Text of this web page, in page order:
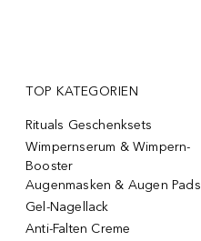
TOP KATEGORIEN
Rituals Geschenksets
Wimpernserum & Wimpern-
Booster
Augenmasken & Augen Pads
Gel-Nagellack
Anti-Falten Creme